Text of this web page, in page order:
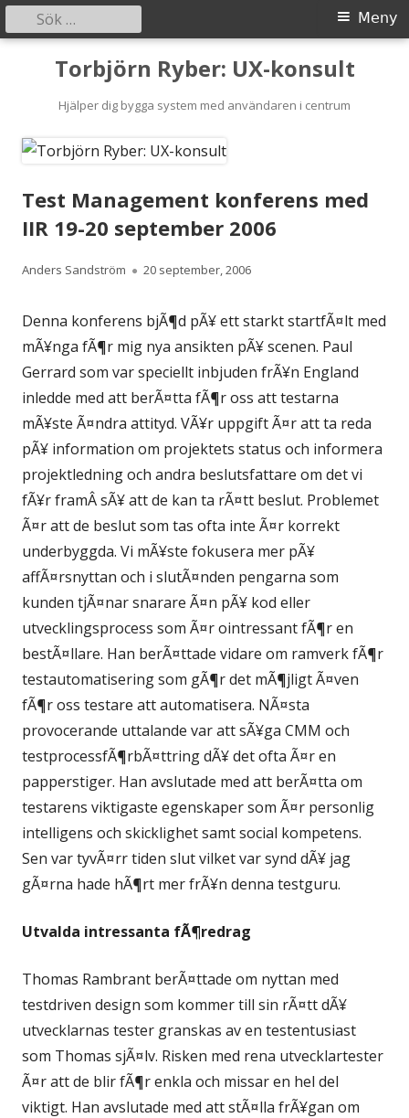
Torbjörn Ryber: UX-konsult
Hjälper dig bygga system med användaren i centrum
Primär
meny
Meny
Sök
efter:
Test Management konferens med
IIR 19-20 september 2006
Författare
Anders Sandström
Publicerat
20 september, 2006
Denna konferens bjÃ¶d pÃ¥ ett starkt startfÃ¤lt med
mÃ¥nga fÃ¶r mig nya ansikten pÃ¥ scenen. Paul
Gerrard som var speciellt inbjuden frÃ¥n England
inledde med att berÃ¤tta fÃ¶r oss att testarna
mÃ¥ste Ã¤ndra attityd. VÃ¥r uppgift Ã¤r att ta reda
pÃ¥ information om projektets status och informera
projektledning och andra beslutsfattare om det vi
fÃ¥r framÂ sÃ¥ att de kan ta rÃ¤tt beslut. Problemet
Ã¤r att de beslut som tas ofta inte Ã¤r korrekt
underbyggda. Vi mÃ¥ste fokusera mer pÃ¥
affÃ¤rsnyttan och i slutÃ¤nden pengarna som
kunden tjÃ¤nar snarare Ã¤n pÃ¥ kod eller
utvecklingsprocess som Ã¤r ointressant fÃ¶r en
bestÃ¤llare. Han berÃ¤ttade vidare om ramverk fÃ¶r
testautomatisering som gÃ¶r det mÃ¶jligt Ã¤ven
fÃ¶r oss testare att automatisera. NÃ¤sta
provocerande uttalande var att sÃ¥ga CMM och
testprocessfÃ¶rbÃ¤ttring dÃ¥ det ofta Ã¤r en
papperstiger. Han avslutade med att berÃ¤tta om
testarens viktigaste egenskaper som Ã¤r personlig
intelligens och skicklighet samt social kompetens.
Sen var tyvÃ¤rr tiden slut vilket var synd dÃ¥ jag
gÃ¤rna hade hÃ¶rt mer frÃ¥n denna testguru.
Utvalda intressanta fÃ¶redrag
Thomas Rambrant berÃ¤ttade om nyttan med
testdriven design som kommer till sin rÃ¤tt dÃ¥
utvecklarnas tester granskas av en testentusiast
som Thomas sjÃ¤lv. Risken med rena utvecklartester
Ã¤r att de blir fÃ¶r enkla och missar en hel del
viktigt. Han avslutade med att stÃ¤lla frÃ¥gan om